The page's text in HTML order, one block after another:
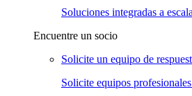
Soluciones integradas a
Encuentre un socio
Solicite un equipo de
Solicite equipos